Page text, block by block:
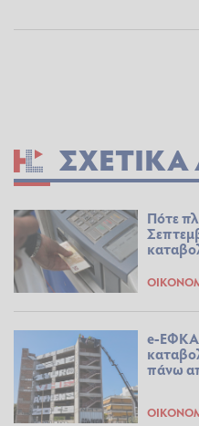
Πότε
e-
πάνω